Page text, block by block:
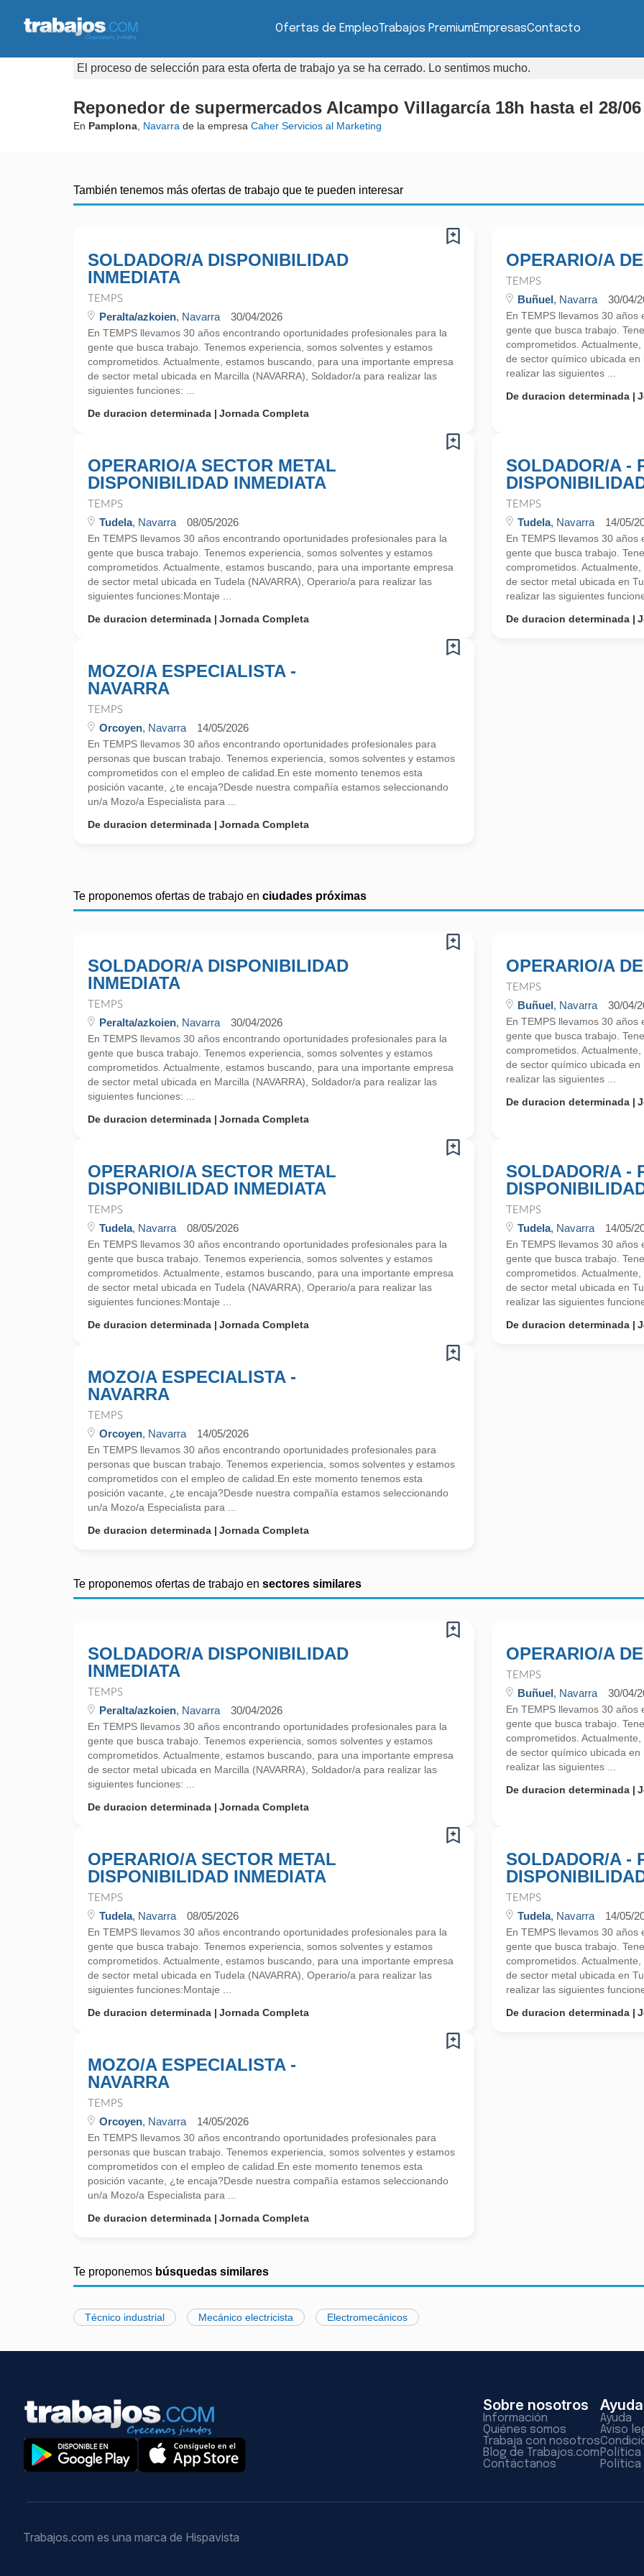
Ofertas de EmpleoTrabajos PremiumEmpresasContacto
El proceso de selección para esta oferta de trabajo ya se ha cerrado. Lo sentimos mucho.
Reponedor de supermercados Alcampo Villagarcía 18h hasta el 28/06
En Pamplona Navarra de la empresa Caher Servicios al Marketing
También tenemos más ofertas de trabajo que te pueden interesar
SOLDADOR/A DISPONIBILIDAD
INMEDIATA
TEMPS
Peralta/azkoien, Navarra 30/04/2026
En TEMPS llevamos 30 años encontrando oportunidades profesionales para la
gente que busca trabajo. Tenemos experiencia, somos solventes y estamos
comprometidos. Actualmente, estamos buscando, para una importante empresa
de sector metal ubicada en Marcilla (NAVARRA), Soldador/a para realizar las
siguientes funciones: ...
De duracion determinada
Jornada Completa
OPERARIO/A
TEMPS
Buñuel, Navarra 30/04/
En TEMPS llevamos 30
gente que busca trabajo.
comprometidos.
de sector químico ubicada en
realizar las siguientes ...
De duracion determinada
OPERARIO/A SECTOR METAL
DISPONIBILIDAD INMEDIATA
TEMPS
Tudela, Navarra 08/05/2026
En TEMPS llevamos 30 años encontrando oportunidades profesionales para la
gente que busca trabajo. Tenemos experiencia, somos solventes y estamos
comprometidos. Actualmente, estamos buscando, para una importante empresa
de sector metal ubicada en Tudela (NAVARRA), Operario/a para realizar las
siguientes funciones:Montaje ...
De duracion determinada
Jornada Completa
SOLDADOR/A -
TEMPS
Tudela, Navarra 14/05/
En TEMPS llevamos 30
gente que busca trabajo.
comprometidos.
de sector metal ubicada en
realizar las siguientes
De duracion determinada
MOZO/A ESPECIALISTA -
NAVARRA
TEMPS
Orcoyen, Navarra 14/05/2026
En TEMPS llevamos 30 años encontrando oportunidades profesionales para
personas que buscan trabajo. Tenemos experiencia, somos solventes y estamos
comprometidos con el empleo de calidad.En este momento tenemos esta
posición vacante, ¿te encaja?Desde nuestra compañía estamos seleccionando
un/a Mozo/a Especialista para ...
De duracion determinada
Jornada Completa
Te proponemos ofertas de trabajo en ciudades próximas
SOLDADOR/A DISPONIBILIDAD
INMEDIATA
TEMPS
Peralta/azkoien, Navarra 30/04/2026
En TEMPS llevamos 30 años encontrando oportunidades profesionales para la
gente que busca trabajo. Tenemos experiencia, somos solventes y estamos
comprometidos. Actualmente, estamos buscando, para una importante empresa
de sector metal ubicada en Marcilla (NAVARRA), Soldador/a para realizar las
siguientes funciones: ...
De duracion determinada
Jornada Completa
OPERARIO/A
TEMPS
Buñuel, Navarra 30/04/
En TEMPS llevamos 30
gente que busca trabajo.
comprometidos.
de sector químico ubicada en
realizar las siguientes ...
De duracion determinada
OPERARIO/A SECTOR METAL
DISPONIBILIDAD INMEDIATA
TEMPS
Tudela, Navarra 08/05/2026
En TEMPS llevamos 30 años encontrando oportunidades profesionales para la
gente que busca trabajo. Tenemos experiencia, somos solventes y estamos
comprometidos. Actualmente, estamos buscando, para una importante empresa
de sector metal ubicada en Tudela (NAVARRA), Operario/a para realizar las
siguientes funciones:Montaje ...
De duracion determinada
Jornada Completa
SOLDADOR/A -
TEMPS
Tudela, Navarra 14/05/
En TEMPS llevamos 30
gente que busca trabajo.
comprometidos.
de sector metal ubicada en
realizar las siguientes
De duracion determinada
MOZO/A ESPECIALISTA -
NAVARRA
TEMPS
Orcoyen, Navarra 14/05/2026
En TEMPS llevamos 30 años encontrando oportunidades profesionales para
personas que buscan trabajo. Tenemos experiencia, somos solventes y estamos
comprometidos con el empleo de calidad.En este momento tenemos esta
posición vacante, ¿te encaja?Desde nuestra compañía estamos seleccionando
un/a Mozo/a Especialista para ...
De duracion determinada
Jornada Completa
Te proponemos ofertas de trabajo en sectores similares
SOLDADOR/A DISPONIBILIDAD
INMEDIATA
TEMPS
Peralta/azkoien, Navarra 30/04/2026
En TEMPS llevamos 30 años encontrando oportunidades profesionales para la
gente que busca trabajo. Tenemos experiencia, somos solventes y estamos
comprometidos. Actualmente, estamos buscando, para una importante empresa
de sector metal ubicada en Marcilla (NAVARRA), Soldador/a para realizar las
siguientes funciones: ...
De duracion determinada
Jornada Completa
OPERARIO/A
TEMPS
Buñuel, Navarra 30/04/
En TEMPS llevamos 30
gente que busca trabajo.
comprometidos.
de sector químico ubicada en
realizar las siguientes ...
De duracion determinada
OPERARIO/A SECTOR METAL
DISPONIBILIDAD INMEDIATA
TEMPS
Tudela, Navarra 08/05/2026
En TEMPS llevamos 30 años encontrando oportunidades profesionales para la
gente que busca trabajo. Tenemos experiencia, somos solventes y estamos
comprometidos. Actualmente, estamos buscando, para una importante empresa
de sector metal ubicada en Tudela (NAVARRA), Operario/a para realizar las
siguientes funciones:Montaje ...
De duracion determinada
Jornada Completa
SOLDADOR/A -
TEMPS
Tudela, Navarra 14/05/
En TEMPS llevamos 30
gente que busca trabajo.
comprometidos.
de sector metal ubicada en
realizar las siguientes
De duracion determinada
MOZO/A ESPECIALISTA -
NAVARRA
TEMPS
Orcoyen, Navarra 14/05/2026
En TEMPS llevamos 30 años encontrando oportunidades profesionales para
personas que buscan trabajo. Tenemos experiencia, somos solventes y estamos
comprometidos con el empleo de calidad.En este momento tenemos esta
posición vacante, ¿te encaja?Desde nuestra compañía estamos seleccionando
un/a Mozo/a Especialista para ...
De duracion determinada
Jornada Completa
Te proponemos búsquedas similares
Técnico industrial Mecánico electricista Electromecánicos
Sobre nosotros
Información
Quiénes somos
Trabaja con nosotros
Blog de Trabajos.com
Contáctanos
Ayuda
Ayuda
Aviso
Política
Trabajos.com es una marca de Hispavista